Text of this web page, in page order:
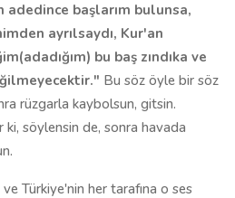
adedince başlarım bulunsa,
ayrılsaydı, Kur'an
bu baş zındıka ve
Bu söz öyle bir söz
rüzgarla kaybolsun, gitsin.
söylensin de, sonra havada
Türkiye'nin her tarafına o ses